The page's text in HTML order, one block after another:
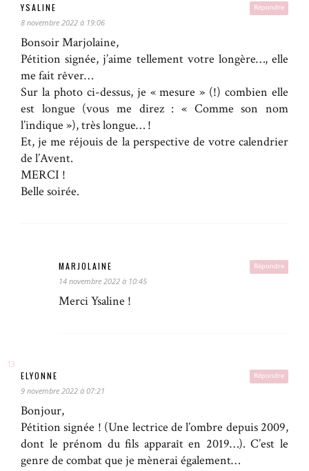
Répondre
YSALINE
8 novembre 2022 à 19:06
Bonsoir Marjolaine,
Pétition signée, j’aime tellement votre longère…, elle
me fait rêver…
Sur la photo ci-dessus, je « mesure » (!) combien elle
est longue (vous me direz : « Comme son nom
l’indique »), très longue… !
Et, je me réjouis de la perspective de votre calendrier
de l’Avent.
MERCI !
Belle soirée.
Répondre
MARJOLAINE
14 novembre 2022 à 10:45
Merci Ysaline !
Répondre
ELYONNE
9 novembre 2022 à 07:21
Bonjour,
Pétition signée ! (Une lectrice de l’ombre depuis 2009,
dont le prénom du fils apparaît en 2019…). C’est le
genre de combat que je mènerai également…